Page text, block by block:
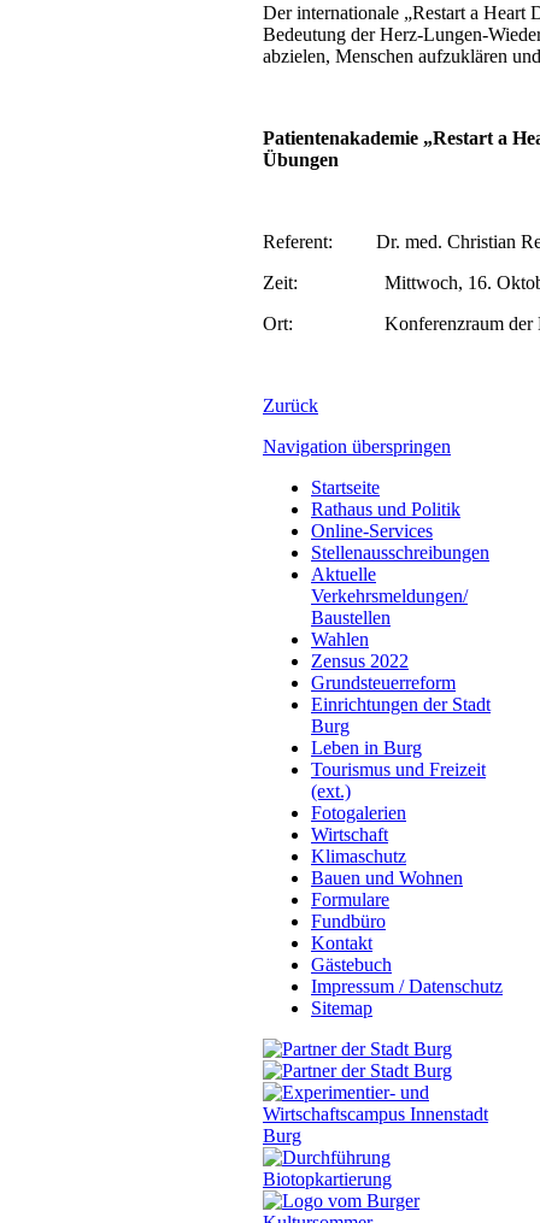
Der internationale „Restart a Heart
Bedeutung der Herz-Lungen-
abzielen, Menschen aufzuklären
Patientenakademie „Restart a
Übungen
Referent: Dr. med. Christian
Zeit: Mittwoch, 16. Oktober
Ort: Konferenzraum der
Zurück
Navigation überspringen
Startseite
Rathaus und Politik
Online-Services
Stellenausschreibungen
Aktuelle
Verkehrsmeldungen/
Baustellen
Wahlen
Zensus 2022
Grundsteuerreform
Einrichtungen der Stadt
Burg
Leben in Burg
Tourismus und Freizeit
(ext.)
Fotogalerien
Wirtschaft
Klimaschutz
Bauen und Wohnen
Formulare
Fundbüro
Kontakt
Gästebuch
Impressum / Datenschutz
Sitemap